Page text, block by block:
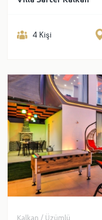
4 Kişi
Kalkan / Üzümlü